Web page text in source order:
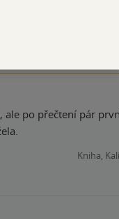
Kniha,